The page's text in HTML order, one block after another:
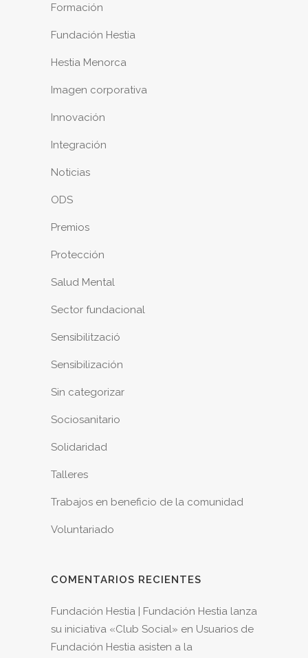
Formación
Fundación Hestia
Hestia Menorca
Imagen corporativa
Innovación
Integración
Noticias
ODS
Premios
Protección
Salud Mental
Sector fundacional
Sensibilització
Sensibilización
Sin categorizar
Sociosanitario
Solidaridad
Talleres
Trabajos en beneficio de la comunidad
Voluntariado
COMENTARIOS RECIENTES
Fundación Hestia | Fundación Hestia lanza
su iniciativa «Club Social» en Usuarios de
Fundación Hestia asisten a la